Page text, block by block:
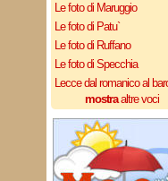
Le foto di Maruggio
Le foto di Patu`
Le foto di Ruffano
Le foto di Specchia
Lecce dal romanico al
mostraaltre voci